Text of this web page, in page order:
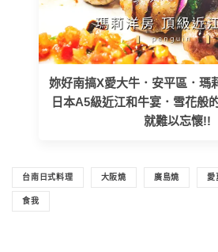
妳好南搞X愛大牛．安平區．瑪
日本A5級近江和牛宴．雪花般
就難以忘懷!!
台南日式料理 大阪燒 廣島燒 愛
食我